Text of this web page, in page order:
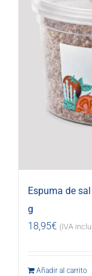
Espuma de
g
18,95€ (IVA
Añadir al carrito